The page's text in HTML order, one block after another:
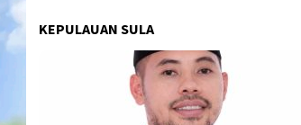
KEPULAUAN SULA